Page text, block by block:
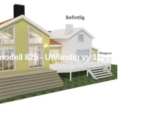
825 - Utvändig vy 1